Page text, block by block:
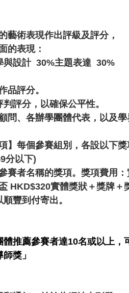
藝術表現作出評級及評分，
的表現：
設計  30%主題表達  30%
品評分。
評分，以確保公平性。
問、各辦學團體代表，以及學
項】每個參賽組別，各設以下
分以下)
賽者名稱的獎項。獎項​費用
HKD$320實體​獎狀＋獎牌
豐到付寄出。
體推薦參賽者達10名或以上
獎」